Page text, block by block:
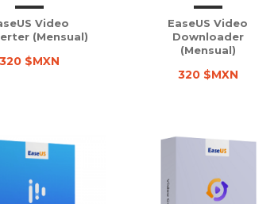
Video
(Mensual)
$MXN
EaseUS Video
Downloader
(Mensual)
320 $MXN